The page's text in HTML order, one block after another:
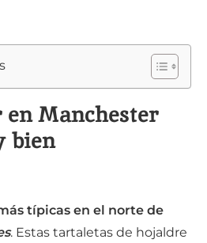
en Manchester
bien
típicas en el norte de
. Estas tartaletas de hojaldre